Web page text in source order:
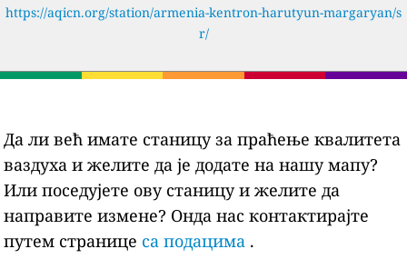
https://aqicn.org/station/armenia-kentron-harutyun-margaryan/s
r/
Да ли већ имате станицу за праћење квалитета
ваздуха и желите да је додате на нашу мапу?
Или поседујете ову станицу и желите да
направите измене? Онда нас контактирајте
путем странице са подацима .